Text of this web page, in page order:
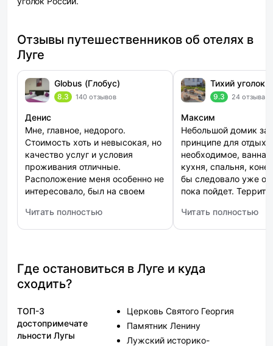
Отзывы путешественников об отелях в
Луге
Globus (Глобус)
8.3 140 отзывов
Денис
Мне, главное, недорого.
Стоимость хоть и невысокая, но
качество услуг и условия
проживания отличные.
Расположение меня особенно не
интересовало, был на своем
передвигаться по городу было
удобно. Условия отдыха вечером
Читать полностью
: Globus (Глобус)
Тихий уголок
9.3 24 отзыва
Максим
Небольшой домик за
принципе для отдыха
необходимое,
кухня, спальня,
бы следовало уже
пока пойдет.
мангалом, качели.
классное - это
воздух чистый,
выбраться из города
Читать полностью
: Тихий уголок
Где остановиться в Луге и куда
сходить?
ТОП-3
достопримечате
льности Лугы
Церковь Святого Георгия
Памятник Ленину
Лужский историко-